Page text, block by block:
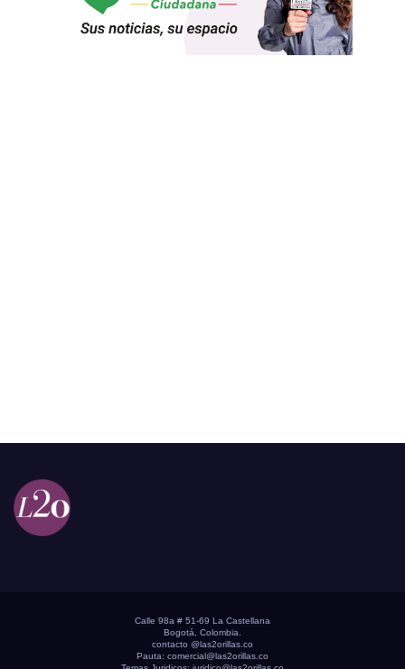
Calle 98a # 51-69 La Castellana
Bogotá, Colombia.
contacto @las2orillas.co
Pauta: comercial@las2orillas.co